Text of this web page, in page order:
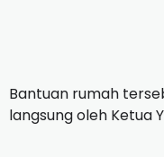
Bantuan rumah
langsung oleh Ketua